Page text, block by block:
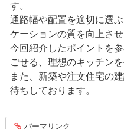
す。
通路幅や配置を適切に選
ケーションの質を向上させ
今回紹介したポイントを
ごせる、理想のキッチン
また、新築や注文住宅の
待ちしております。
entry282
パーマリンク